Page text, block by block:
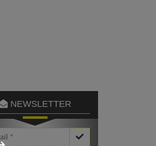
NEWSLETTER
*